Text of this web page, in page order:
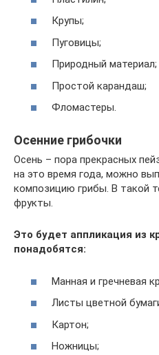
Крупы;
Пуговицы;
Природный материал;
Простой карандаш;
Фломастеры.
Осенние грибочки
Осень – пора прекрасных
на это время года, можно
композицию грибы. В такой
фрукты.
Это будет аппликация из
понадобятся:
Манная и гречневая
Листы цветной
Картон;
Ножницы;